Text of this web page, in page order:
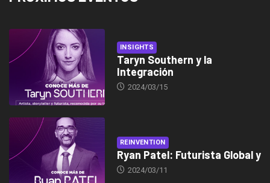
INSIGHTS
Taryn Southern y la
Integración
2024/03/15
REINVENTION
Ryan Patel: Futurista Global y
2024/03/11